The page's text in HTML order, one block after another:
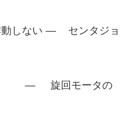
しない ― センタジョ
― 旋回モータの